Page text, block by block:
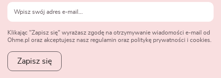
Klikając "Zapisz się" wyrażasz zgodę na otrzymywanie wiadomości e-mail od
Ohme.pl oraz akceptujesz nasz regulamin oraz politykę prywatności i cookies.
Zapisz się